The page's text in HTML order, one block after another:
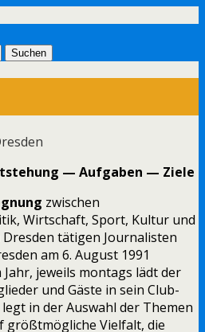
— Aufgaben — Ziele
zwischen
Wirtschaft, Sport, Kultur und
tätigen Journalisten
am 6. August 1991
jeweils montags lädt der
und Gäste in sein Club-
in der Auswahl der Themen
größtmögliche Vielfalt, die